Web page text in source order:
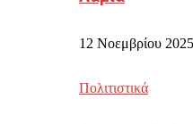
12 Νοεμβρίου 2025
Πολιτιστικά